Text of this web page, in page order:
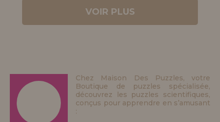
VOIR PLUS
Chez Maison Des Puzzles, votre
Boutique de puzzles spécialisée,
découvrez les puzzles scientifiques,
conçus pour apprendre en s’amusant
: